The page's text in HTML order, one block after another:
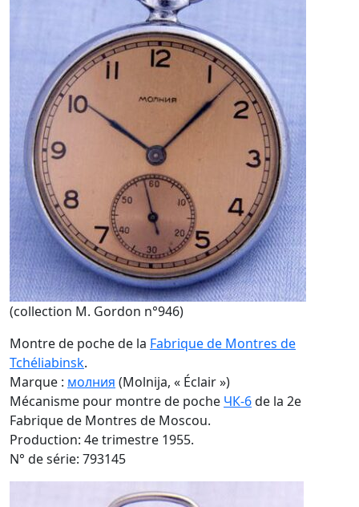
(collection M. Gordon n°946)
Montre de poche de la Fabrique de Montres de
Tchéliabinsk.
Marque : молния (Molnija, « Éclair »)
Mécanisme pour montre de poche ЧК-6de la 2e
Fabrique de Montres de Moscou.
Production: 4e trimestre 1955.
N° de série: 793145